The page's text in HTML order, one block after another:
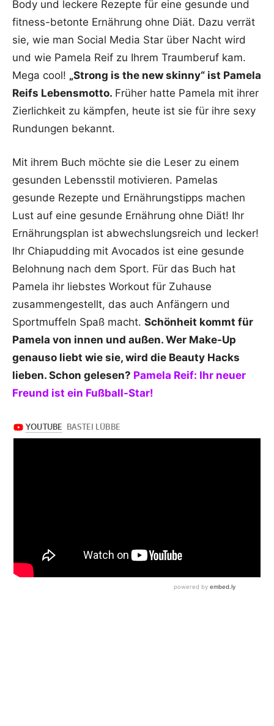
Body und leckere Rezepte für eine gesunde und
fitness-betonte Ernährung ohne Diät. Dazu verrät
sie, wie man Social Media Star über Nacht wird
und wie Pamela Reif zu Ihrem Traumberuf kam.
Mega cool! „Strong is the new skinny“ ist Pamela
Reifs Lebensmotto. Früher hatte Pamela mit ihrer
Zierlichkeit zu kämpfen, heute ist sie für ihre sexy
Rundungen bekannt.
Mit ihrem Buch möchte sie die Leser zu einem
gesunden Lebensstil motivieren. Pamelas
gesunde Rezepte und Ernährungstipps machen
Lust auf eine gesunde Ernährung ohne Diät! Ihr
Ernährungsplan ist abwechslungsreich und lecker!
Ihr Chiapudding mit Avocados ist eine gesunde
Belohnung nach dem Sport. Für das Buch hat
Pamela ihr liebstes Workout für Zuhause
zusammengestellt, das auch Anfängern und
Sportmuffeln Spaß macht. Schönheit kommt für
Pamela von innen und außen. Wer Make-Up
genauso liebt wie sie, wird die Beauty Hacks
lieben. Schon gelesen? Pamela Reif: Ihr neuer
Freund ist ein Fußball-Star!